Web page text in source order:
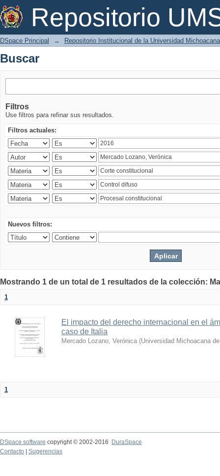
Repositorio
Buscar
DSpace Principal → Repositorio Institucional de la Universidad
Buscar
Filtros
Use filtros para refinar sus resultados.
Filtros actuales:
Nuevos filtros:
Mostrando 1 de un total de 1 resultados de la colección:
1
El impacto del derecho internacional en el
caso de Italia
Mercado Lozano, Verónica (Universidad Michoacana
1
DSpace software copyright © 2002-2016
DuraSpace
Contacto
Sugerencias